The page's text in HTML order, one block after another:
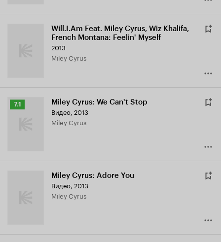
Will.I.Am Feat. Miley Cyrus, Wiz Khalifa,
French Montana: Feelin' Myself
2013
Miley Cyrus
Рейтинг
7.1 Miley Cyrus: We Can't Stop
Видео, 2013
Miley Cyrus
Miley Cyrus: Adore You
Видео, 2013
Miley Cyrus